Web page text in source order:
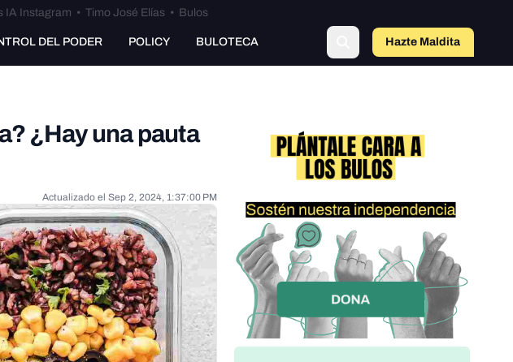
IA Instagram • Timo José Elías • Bulos
DEL PODER POLICY BULOTECA Hazte Maldita
¿Hay una pauta
Actualizado el Sep 2, 2024, 1:37:00 PM